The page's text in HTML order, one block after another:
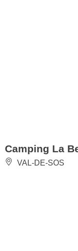
Camping La
VAL-DE-SOS